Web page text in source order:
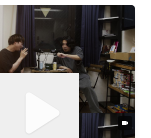
。Kazmaのライブ写真に求めている
しさとは何か？」あえて厳しいこと
スペクト01:23:38 ツアー告知＆
な服装で行けばいいですか？」
「あの時、実はお前のこと殺した
数年の時を経て、大人になった2人
「解散の真相」と「歩み寄り」の答
バンドは組みたくない」と語る映
の覚悟や、1人1人のお客さんと向き
の音楽と人間性の変化を丸裸にしま
し🎙️初ゲスト・映秀。登場！Kazm
いと関係性 / 元バンドメンバー理久
火」時代の答え合わせ / 「音楽を知
！」尖りまくっていた19歳のガチ喧
なぜソロの道を選び、バンドを終わ